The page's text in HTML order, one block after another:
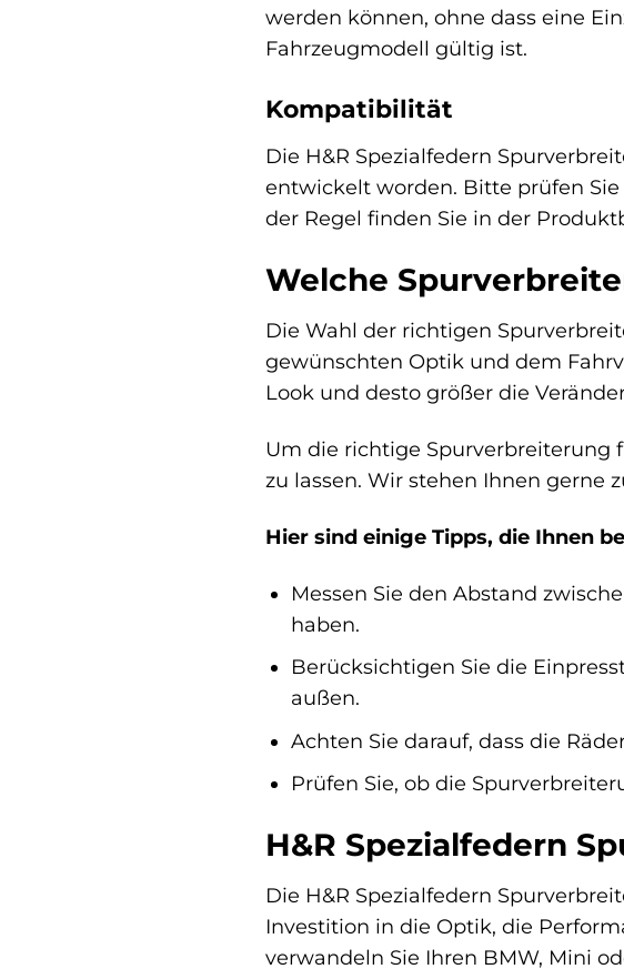
werden können, ohne dass eine
Fahrzeugmodell gültig ist.
Kompatibilität
Die H&R Spezialfedern
entwickelt worden. Bitte prüfen
der Regel finden Sie in der
Welche
Die Wahl der richtigen
gewünschten Optik und dem
Look und desto größer die
Um die richtige Spurverbreiterung
zu lassen. Wir stehen Ihnen gerne
Hier sind einige Tipps, die Ihnen
Messen Sie den Abstand
haben.
Berücksichtigen Sie die
außen.
Achten Sie darauf, dass die
Prüfen Sie, ob die
H&R Spezialfedern
Die H&R Spezialfedern
Investition in die Optik, die
verwandeln Sie Ihren BMW, Mini